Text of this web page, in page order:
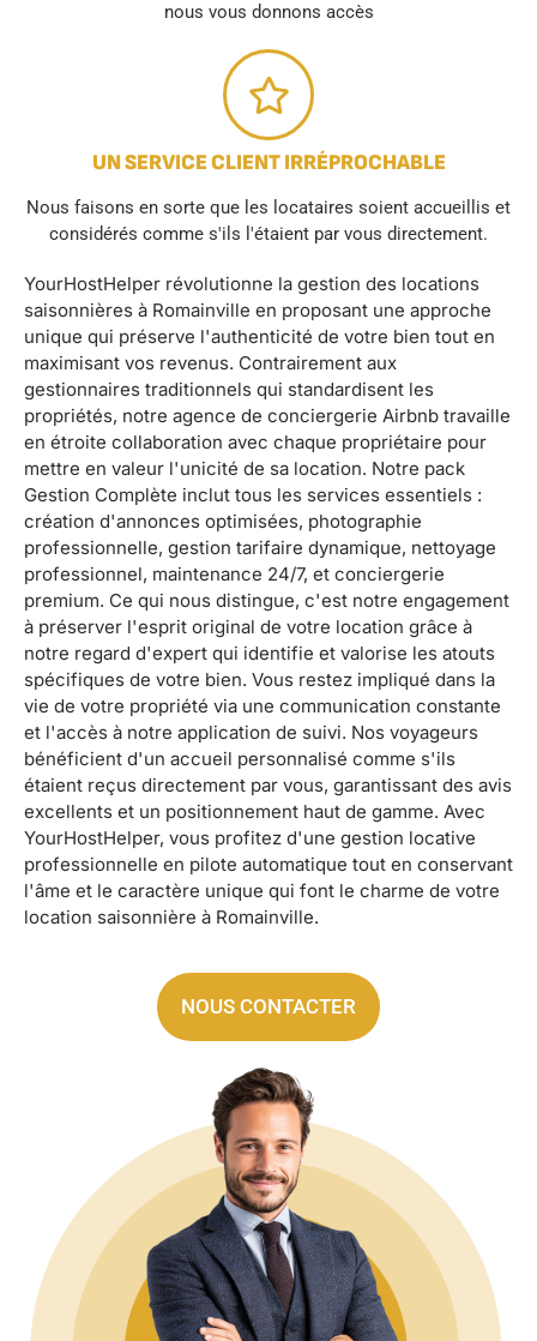
nous vous donnons accès
UN SERVICE CLIENT IRRÉPROCHABLE
Nous faisons en sorte que les locataires soient accueillis et
considérés comme s'ils l'étaient par vous directement.
YourHostHelper révolutionne la gestion des locations
saisonnières à Romainville en proposant une approche
unique qui préserve l'authenticité de votre bien tout en
maximisant vos revenus. Contrairement aux
gestionnaires traditionnels qui standardisent les
propriétés, notre agence de conciergerie Airbnb travaille
en étroite collaboration avec chaque propriétaire pour
mettre en valeur l'unicité de sa location. Notre pack
Gestion Complète inclut tous les services essentiels :
création d'annonces optimisées, photographie
professionnelle, gestion tarifaire dynamique, nettoyage
professionnel, maintenance 24/7, et conciergerie
premium. Ce qui nous distingue, c'est notre engagement
à préserver l'esprit original de votre location grâce à
notre regard d'expert qui identifie et valorise les atouts
spécifiques de votre bien. Vous restez impliqué dans la
vie de votre propriété via une communication constante
et l'accès à notre application de suivi. Nos voyageurs
bénéficient d'un accueil personnalisé comme s'ils
étaient reçus directement par vous, garantissant des avis
excellents et un positionnement haut de gamme. Avec
YourHostHelper, vous profitez d'une gestion locative
professionnelle en pilote automatique tout en conservant
l'âme et le caractère unique qui font le charme de votre
location saisonnière à Romainville.
NOUS CONTACTER